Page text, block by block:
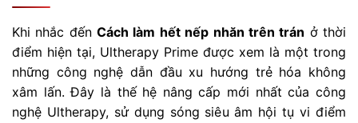
Khi nhắc đếnCách làm hết nếp nhăn trên trán ở thời
điểm hiện tại, Ultherapy Prime được xem là một trong
những công nghệ dẫn đầu xu hướng trẻ hóa không
xâm lấn. Đây là thế hệ nâng cấp mới nhất của công
nghệ Ultherapy, sử dụng sóng siêu âm hội tụ vi điểm